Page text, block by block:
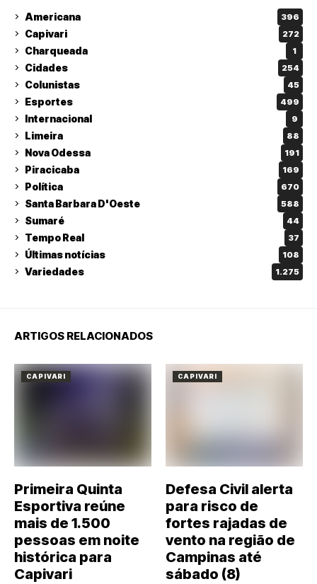
Americana 396
Capivari 272
Charqueada 1
Cidades 254
Colunistas 45
Esportes 499
Internacional 9
Limeira 88
Nova Odessa 191
Piracicaba 169
Política 670
Santa Barbara D'Oeste 588
Sumaré 44
Tempo Real 37
Últimas notícias 108
Variedades 1.275
ARTIGOS RELACIONADOS
CAPIVARI
Primeira Quinta
Esportiva reúne
mais de 1.500
pessoas em noite
histórica para
Capivari
CAPIVARI
Defesa Civil alerta
para risco de
fortes rajadas de
vento na região de
Campinas até
sábado (8)